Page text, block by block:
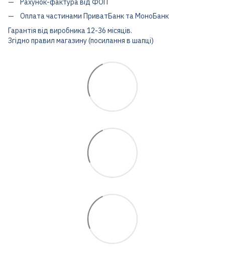
Рахунок-фактура від ФОП
Оплата частинами ПриватБанк та МоноБанк
Гарантія від виробника 12-36 місяців.
Згідно правил магазину (посилання в шапці)